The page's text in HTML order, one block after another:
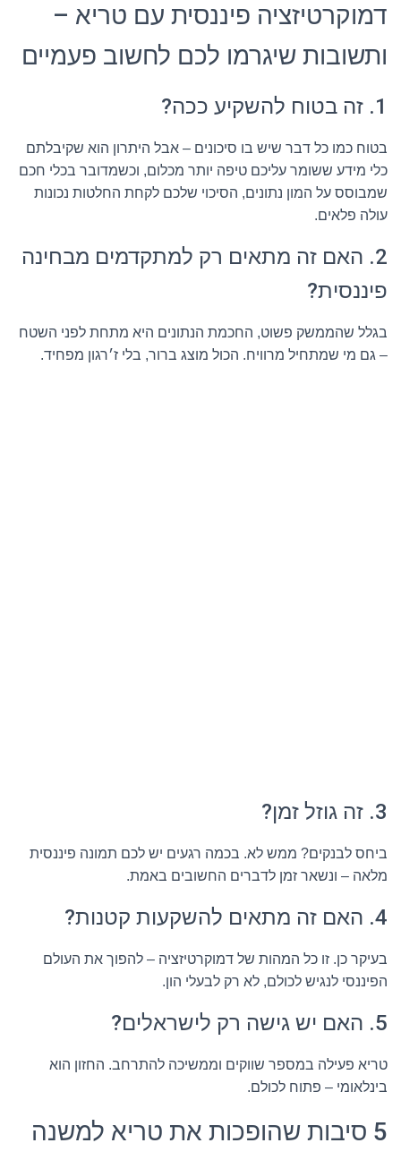
דמוקרטיזציה פיננסית עם טריא –
ותשובות שיגרמו לכם לחשוב פעמיים
1. זה בטוח להשקיע ככה?
בטוח כמו כל דבר שיש בו סיכונים – אבל היתרון הוא שקיבלתם
כלי מידע ששומר עליכם טיפה יותר מכלום, וכשמדובר בכלי חכם
שמבוסס על המון נתונים, הסיכוי שלכם לקחת החלטות נכונות
עולה פלאים.
2. האם זה מתאים רק למתקדמים מבחינה
פיננסית?
בגלל שהממשק פשוט, החכמת הנתונים היא מתחת לפני השטח
– גם מי שמתחיל מרוויח. הכול מוצג ברור, בלי ז׳רגון מפחיד.
3. זה גוזל זמן?
ביחס לבנקים? ממש לא. בכמה רגעים יש לכם תמונה פיננסית
מלאה – ונשאר זמן לדברים החשובים באמת.
4. האם זה מתאים להשקעות קטנות?
בעיקר כן. זו כל המהות של דמוקרטיזציה – להפוך את העולם
הפיננסי לנגיש לכולם, לא רק לבעלי הון.
5. האם יש גישה רק לישראלים?
טריא פעילה במספר שווקים וממשיכה להתרחב. החזון הוא
בינלאומי – פתוח לכולם.
5 סיבות שהופכות את טריא למשנה